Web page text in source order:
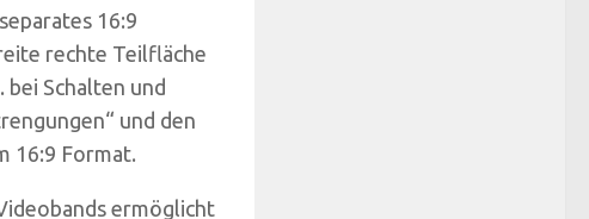
16:9
rechte Teilfläche
Schalten und
und den
16:9 Format.
ermöglicht